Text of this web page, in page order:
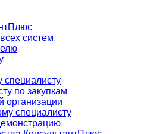
систем
специалисту
по закупкам
организации
специалисту